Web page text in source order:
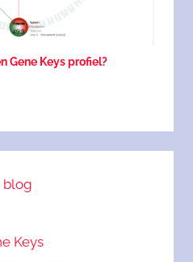
Gene Keys profiel?
blog
Keys